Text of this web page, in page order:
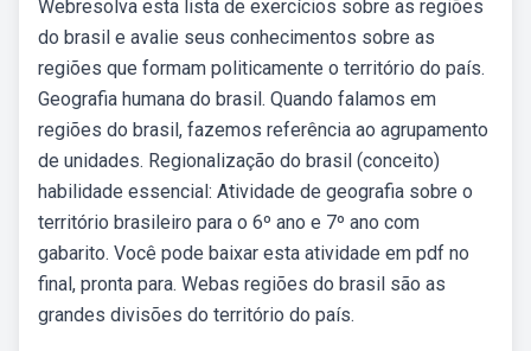
Webresolva esta lista de exercícios sobre as regiões
do brasil e avalie seus conhecimentos sobre as
regiões que formam politicamente o território do país.
Geografia humana do brasil. Quando falamos em
regiões do brasil, fazemos referência ao agrupamento
de unidades. Regionalização do brasil (conceito)
habilidade essencial: Atividade de geografia sobre o
território brasileiro para o 6º ano e 7º ano com
gabarito. Você pode baixar esta atividade em pdf no
final, pronta para. Webas regiões do brasil são as
grandes divisões do território do país.